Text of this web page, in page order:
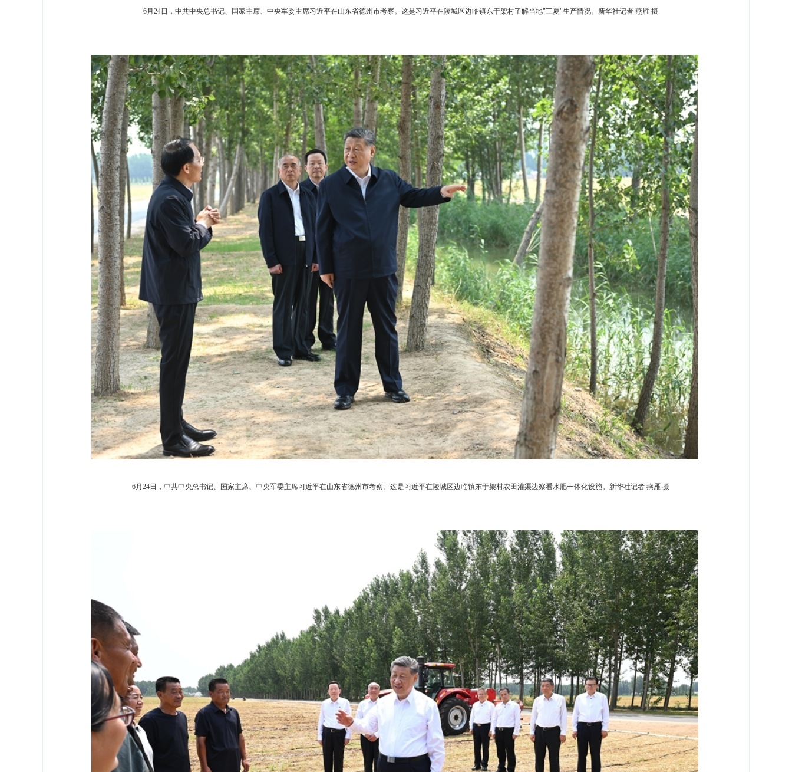
6月24日，中共中央总书记、国家主席、中央军委主席习近平在山东省德州市考察。这是习近平在陵城区边临镇东于架村了解当地"三夏"生产情况。新华社记者 燕雁 摄
6月24日，中共中央总书记、国家主席、中央军委主席习近平在山东省德州市考察。这是习近平在陵城区边临镇东于架村农田灌渠边察看水肥一体化设施。新华社记者 燕雁 摄